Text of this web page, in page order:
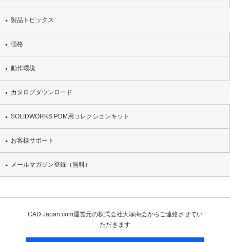
製品トピックス
価格
動作環境
カタログダウンロード
SOLIDWORKS PDM用コレクションキット
お客様サポート
メールマガジン登録（無料）
CAD Japan.com運営元の株式会社大塚商会からご連絡させてい
ただきます